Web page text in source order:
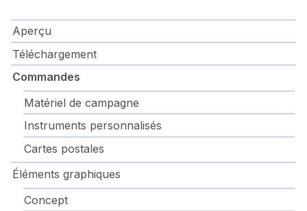
Aperçu
Téléchargement
Commandes
Matériel de campagne
Instruments personnalisés
Cartes postales
Éléments graphiques
Concept